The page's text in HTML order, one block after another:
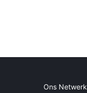
Ons Netwerk